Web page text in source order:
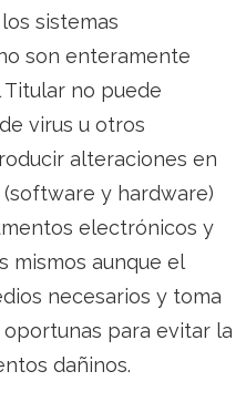
sistemas
son enteramente
no puede
virus u otros
alteraciones en
y hardware)
electrónicos y
mismos aunque el
necesarios y toma
para evitar la
dañinos.